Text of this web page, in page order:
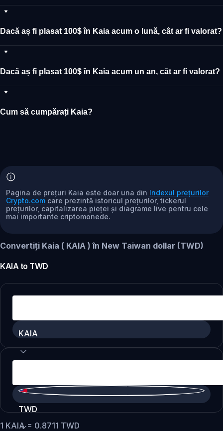
Dacă aș fi plasat 100$ în Kaia acum o lună, cât ar fi valorat?
Dacă aș fi plasat 100$ în Kaia acum un an, cât ar fi valorat?
Cum să cumpărați Kaia?
Pagina de prețuri Kaia este doar una din Indexul prețurilor
Crypto.com care prezintă istoricul prețurilor, tickerul
prețurilor, capitalizarea pieței și diagrame live pentru cele
mai importante criptomonede.
Convertiți Kaia ( KAIA ) în New Taiwan dollar (TWD)
KAIAto TWD
KAIA
TWD
1 KAIA= 0.8711 TWD